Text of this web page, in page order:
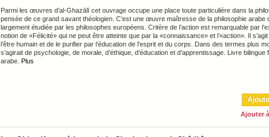
Parmi les œuvres d’al-Ghazālī cet ouvrage occupe une place toute particulière dans la
pensée de ce grand savant théologien. C’est une œuvre maîtresse de la philosophie arabe
largement étudiée par les philosophes européens. Critère de l’action est remarquable par
notion de «Félicité» qui ne peut être atteinte que par la «connaissance» et l’«action». Il
l’être humain et de le purifier par l’éducation de l’esprit et du corps. Dans des termes plus
s’agirait de psychologie, de morale, d’éthique, d’éducation et d’apprentissage. Livre bilingue
arabe. Plus
Ajouter